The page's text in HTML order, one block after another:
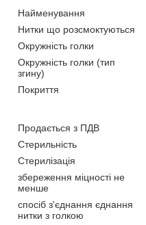
Найменування
Нитки що розсмоктуються
Окружність голки
Окружність голки (тип
згину)
Покриття
Продається з ПДВ
Стерильність
Стерилізація
збереження міцності не
менше
спосіб з'єднання єднання
нитки з голкою